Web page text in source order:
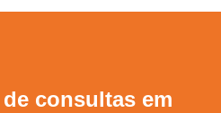
consultas em